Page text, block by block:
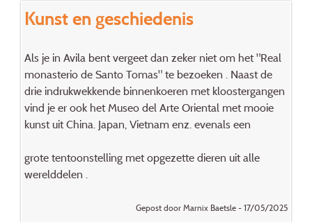
Kunst en geschiedenis
Als je in Avila bent vergeet dan zeker niet om het "Real
monasterio de Santo Tomas" te bezoeken . Naast de
drie indrukwekkende binnenkoeren met kloostergangen
vind je er ook het Museo del Arte Oriental met mooie
kunst uit China. Japan, Vietnam enz. evenals een
grote tentoonstelling met opgezette dieren uit alle
werelddelen .
Gepost door Marnix Baetsle - 17/05/2025